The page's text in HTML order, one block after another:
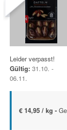
Leider verpasst!
Gültig: 31.10. -
06.11.
€ 14,95 / kg -